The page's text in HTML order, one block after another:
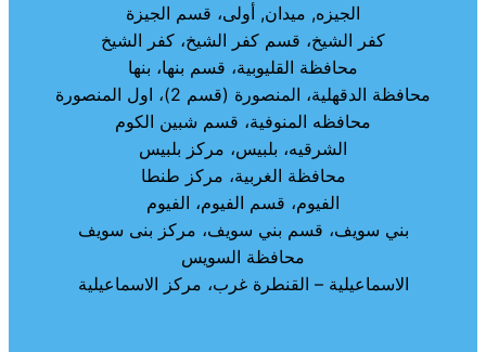
الجيزه, ميدان, أولى، قسم الجيزة
كفر الشيخ، قسم كفر الشيخ، كفر الشيخ
محافظة القليوبية، قسم بنها، بنها
محافظة الدقهلية، المنصورة (قسم 2)، اول المنصورة
محافظه المنوفية، قسم شبين الكوم
الشرقيه، بلبيس، مركز بلبيس
محافظة الغربية، مركز طنطا
الفيوم، قسم الفيوم، الفيوم
بني سويف، قسم بني سويف، مركز بنى سويف
محافظة السويس
الاسماعيلية – القنطرة غرب، مركز الاسماعيلية